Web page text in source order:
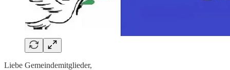
Liebe Gemeindemitglieder,